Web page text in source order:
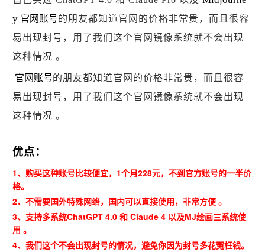
y 官网账号的朋友都知道官网的价格非常贵，而且很容
易出现封号，用了我们这个官网镜像系统就不会出现
这种情况 。
官网账号的朋友都知道官网的价格非常贵，而且很容
易出现封号，用了我们这个官网镜像系统就不会出现
这种情况 。
优点：
1、购买这种账号比较便宜，1个月228元，不到官方账号的一半价
格。
2、不需要国外特殊网络，国内可以直接使用，非常方便 。
3、 支持多系统ChatGPT 4.0 和 Claude 4 以及MJ绘画三系统使
用 。
4、我们这个不会出现封号的情况，避免你因为封号多花冤枉钱。